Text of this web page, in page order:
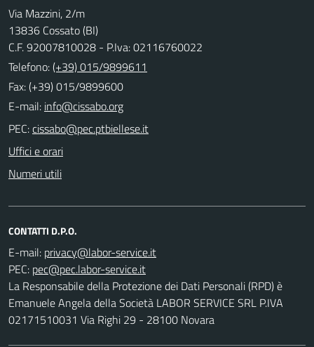
Via Mazzini, 2/m
13836 Cossato (BI)
C.F. 92007810028 - P.Iva: 02116760022
Telefono:(+39) 015/9899611
Fax: (+39) 015/9899600
E-mail:
PEC:
Uffici e orari
Numeri utili
CONTATTI D.P.O.
E-mail:
PEC:
La Responsabile della Protezione dei Dati Personali (RPD) è
Emanuele Angela della Società LABOR SERVICE SRL P.IVA
02171510031 Via Righi 29 - 28100 Novara